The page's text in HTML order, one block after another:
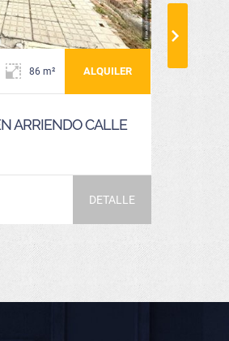
86 m² ALQUILER
ARRIENDO CALLE
DETALLE